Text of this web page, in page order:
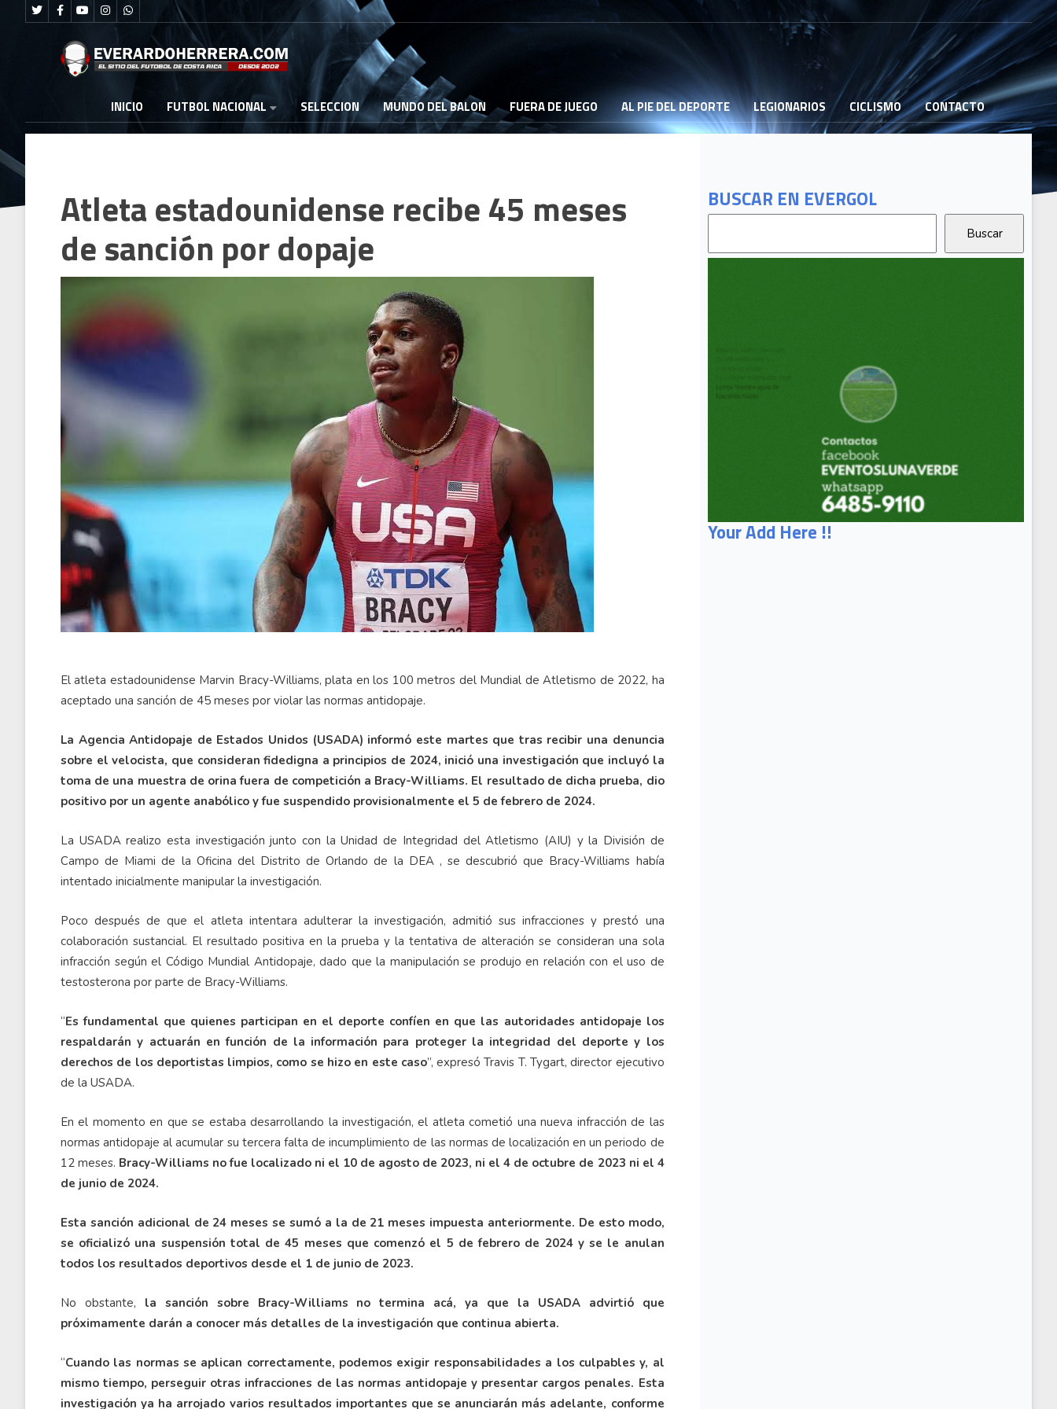
INICIO FUTBOL NACIONAL SELECCION MUNDO DEL BALON FUERA DE JUEGO AL PIE DEL DEPORTE LEGIONARIOS CICLISMO CONTACTO
BUSCAR EN EVERGOL
Your Add Here !!
Atleta estadounidense recibe 45 meses
de sanción por dopaje
El atleta estadounidense Marvin Bracy-Williams, plata en los 100 metros del Mundial de Atletismo de 2022, ha
aceptado una sanción de 45 meses por violar las normas antidopaje.
La Agencia Antidopaje de Estados Unidos (USADA) informó este martes que tras recibir una denuncia
sobre el velocista, que consideran fidedigna a principios de 2024, inició una investigación que incluyó la
toma de una muestra de orina fuera de competición a Bracy-Williams. El resultado de dicha prueba, dio
positivo por un agente anabólico y fue suspendido provisionalmente el 5 de febrero de 2024.
La USADA realizo esta investigación junto con la Unidad de Integridad del Atletismo (AIU) y la División de
Campo de Miami de la Oficina del Distrito de Orlando de la DEA , se descubrió que Bracy-Williams había
intentado inicialmente manipular la investigación.
Poco después de que el atleta intentara adulterar la investigación, admitió sus infracciones y prestó una
colaboración sustancial. El resultado positiva en la prueba y la tentativa de alteración se consideran una sola
infracción según el Código Mundial Antidopaje, dado que la manipulación se produjo en relación con el uso de
testosterona por parte de Bracy-Williams.
“Es fundamental que quienes participan en el deporte confíen en que las autoridades antidopaje los
respaldarán y actuarán en función de la información para proteger la integridad del deporte y los
derechos de los deportistas limpios, como se hizo en este caso”, expresó Travis T. Tygart, director ejecutivo
de la USADA.
En el momento en que se estaba desarrollando la investigación, el atleta cometió una nueva infracción de las
normas antidopaje al acumular su tercera falta de incumplimiento de las normas de localización en un periodo de
12 meses. Bracy-Williams no fue localizado ni el 10 de agosto de 2023, ni el 4 de octubre de 2023 ni el 4
de junio de 2024.
Esta sanción adicional de 24 meses se sumó a la de 21 meses impuesta anteriormente. De esto modo,
se oficializó una suspensión total de 45 meses que comenzó el 5 de febrero de 2024 y se le anulan
todos los resultados deportivos desde el 1 de junio de 2023.
No obstante, la sanción sobre Bracy-Williams no termina acá, ya que la USADA advirtió que
próximamente darán a conocer más detalles de la investigación que continua abierta.
“Cuando las normas se aplican correctamente, podemos exigir responsabilidades a los culpables y, al
mismo tiempo, perseguir otras infracciones de las normas antidopaje y presentar cargos penales. Esta
investigación ya ha arrojado varios resultados importantes que se anunciarán más adelante, conforme